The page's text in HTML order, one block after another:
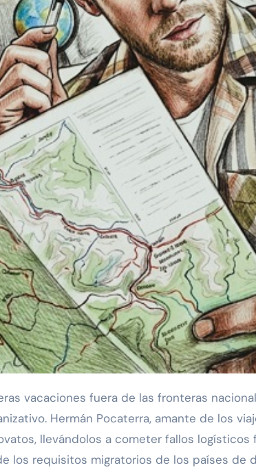
vacaciones fuera de las fronteras
Hermán Pocaterra, amante de los
llevándolos a cometer fallos
los requisitos migratorios de los países